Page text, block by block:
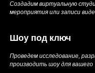
Создадим виртуальную
мероприятия или записи
Шоу под ключ
Проведем исследование,
производить шоу для вашего